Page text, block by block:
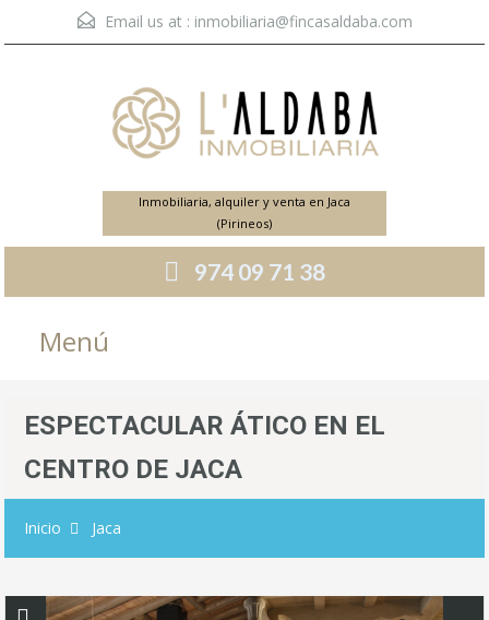
Email us at : inmobiliaria@fincasaldaba.com
Inmobiliaria, alquiler y venta en Jaca
(Pirineos)
974 09 71 38
Menú
ESPECTACULAR ÁTICO EN EL
CENTRO DE JACA
Inicio Jaca